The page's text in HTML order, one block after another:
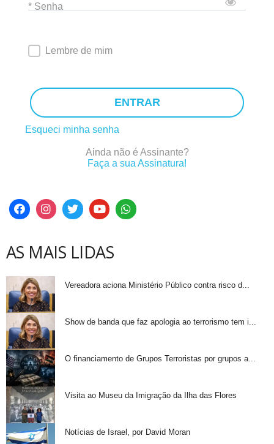
* Senha
Lembre de mim
ENTRAR
Esqueci minha senha
Ainda não é Assinante?
Faça a sua Assinatura!
AS MAIS LIDAS
Vereadora aciona Ministério Público contra risco d...
Show de banda que faz apologia ao terrorismo tem i...
O financiamento de Grupos Terroristas por grupos a...
Visita ao Museu da Imigração da Ilha das Flores
Notícias de Israel, por David Moran